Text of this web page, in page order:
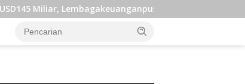
Ungkap Pengaruh Domestik dan